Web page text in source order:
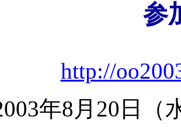
参
http://
年8月20日（